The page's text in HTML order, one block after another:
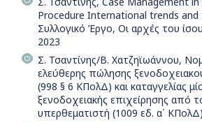
Procedure International trends and
Συλλογικό Έργο, Οι αρχές του
2023
Σ. Τσαντίνης/Β. Χατζηϊωάννου,
ελεύθερης πώλησης
(998 § 6 ΚΠολΔ) και καταγγελίας
ξενοδοχειακής επιχείρησης από
υπερθεματιστή (1009 εδ. α΄